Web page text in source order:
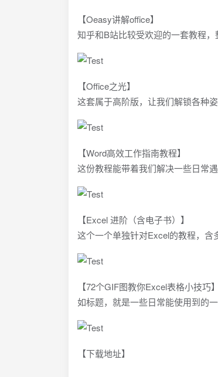
【Oeasy讲解office】
知乎和B站比较受欢迎的一套教程
【Office之光】
这套属于高阶版，让我们解锁各种
【Word高效工作指南教程】
这份教程能带着我们解决一些日常
【Excel 进阶（含电子书）】
这个一个单独针对Excel的教程，
【72个GIF图教你Excel表格小技巧】
如标题，就是一些日常能使用到的
【下载地址】